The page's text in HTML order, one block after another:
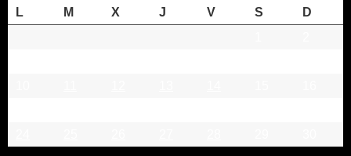
L
M X J V S
D